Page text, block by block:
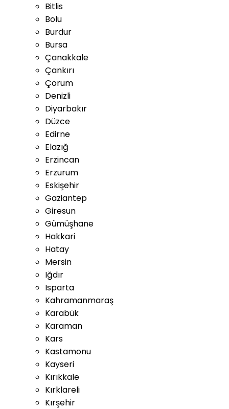
Bitlis
Bolu
Burdur
Bursa
Çanakkale
Çankırı
Çorum
Denizli
Diyarbakır
Düzce
Edirne
Elazığ
Erzincan
Erzurum
Eskişehir
Gaziantep
Giresun
Gümüşhane
Hakkari
Hatay
Mersin
Iğdır
Isparta
Kahramanmaraş
Karabük
Karaman
Kars
Kastamonu
Kayseri
Kırıkkale
Kırklareli
Kırşehir